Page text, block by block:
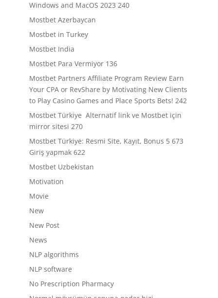
Windows and MacOS 2023 240
Mostbet Azerbaycan
Mostbet in Turkey
Mostbet India
Mostbet Para Vermiyor 136
Mostbet Partners Affiliate Program Review Earn
Your CPA or RevShare by Motivating New Clients
to Play Casino Games and Place Sports Bets! 242
Mostbet Türkiye ️ Alternatif link ve Mostbet için
mirror sitesi 270
Mostbet Türkiye: Resmi Site, Kayıt, Bonus 5 673
Giriş yapmak 622
Mostbet Uzbekistan
Motivation
Movie
New
New Post
News
NLP algorithms
NLP software
No Prescription Pharmacy